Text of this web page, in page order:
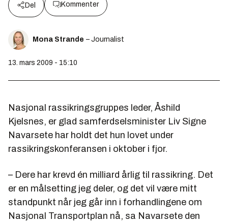
Del Kommenter
Mona Strande – Journalist
13. mars 2009 - 15:10
Nasjonal rassikringsgruppes leder, Åshild
Kjelsnes, er glad samferdselsminister Liv Signe
Navarsete har holdt det hun lovet under
rassikringskonferansen i oktober i fjor.
– Dere har krevd én milliard årlig til rassikring. Det
er en målsetting jeg deler, og det vil være mitt
standpunkt når jeg går inn i forhandlingene om
Nasjonal Transportplan nå, sa Navarsete den